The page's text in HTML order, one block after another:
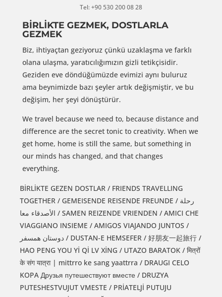
Tel: +90 530 200 08 28
BİRLİKTE GEZMEK, DOSTLARLA
GEZMEK
Biz, ihtiyaçtan geziyoruz çünkü uzaklaşma ve farklı
olana ulaşma, yaratıcılığımızın gizli tetikçisidir.
Geziden eve döndüğümüzde evimizi aynı buluruz
ama beynimizde bazı şeyler artık değişmiştir, ve bu
değişim, her şeyi dönüştürür.
We travel because we need to, because distance and
difference are the secret tonic to creativity. When we
get home, home is still the same, but something in
our minds has changed, and that changes
everything.
BİRLİKTE GEZEN DOSTLAR / FRIENDS TRAVELLING
TOGETHER / GEMEISENDE REISENDE FREUNDE / رحلة
الأصدقاء معا / SAMEN REIZENDE VRIENDEN / AMICI CHE
VIAGGIANO INSIEME / AMIGOS VIAJANDO JUNTOS /
دوستان همسفر / DUSTAN-E HEMSEFER / 好朋友一起旅行 /
HAO PENG YOU Yİ Qİ LV XİNG / UTAZO BARATOK / मित्रों
के संग यात्रा | mittrro ke sang yaattrra / DRAUGI CELO
KOPA Друзья путешествуют вместе / DRUZYA
PUTESHESTVUJUT VMESTE / PRİATELJİ PUTUJU